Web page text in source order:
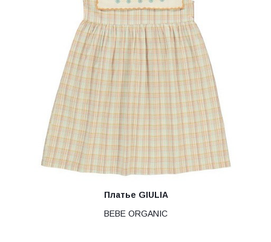
Платье GIULIA
BEBE ORGANIC